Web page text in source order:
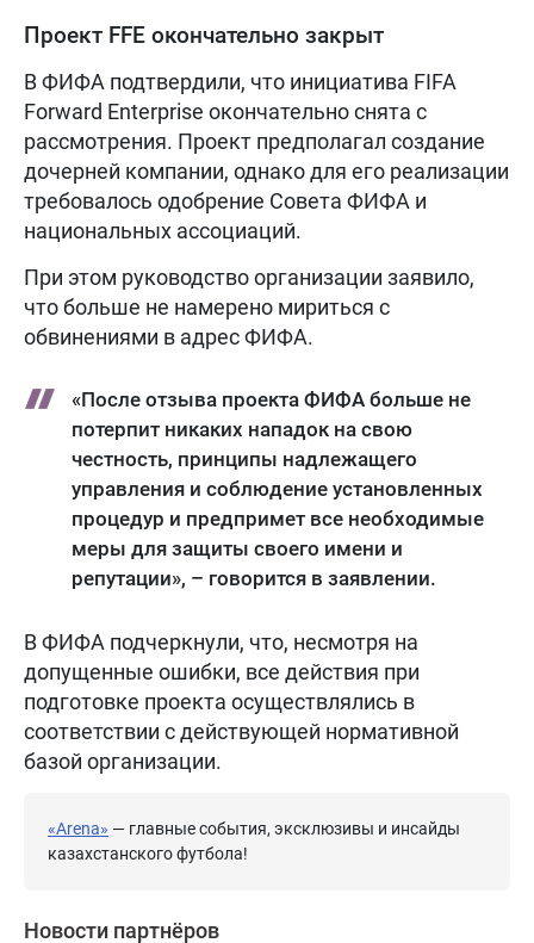
Проект FFE окончательно закрыт
В ФИФА подтвердили, что инициатива FIFA
Forward Enterprise окончательно снята с
рассмотрения. Проект предполагал создание
дочерней компании, однако для его реализации
требовалось одобрение Совета ФИФА и
национальных ассоциаций.
При этом руководство организации заявило,
что больше не намерено мириться с
обвинениями в адрес ФИФА.
«После отзыва проекта ФИФА больше не
потерпит никаких нападок на свою
честность, принципы надлежащего
управления и соблюдение установленных
процедур и предпримет все необходимые
меры для защиты своего имени и
репутации», – говорится в заявлении.
В ФИФА подчеркнули, что, несмотря на
допущенные ошибки, все действия при
подготовке проекта осуществлялись в
соответствии с действующей нормативной
базой организации.
«Arena» — главные события, эксклюзивы и инсайды
казахстанского футбола!